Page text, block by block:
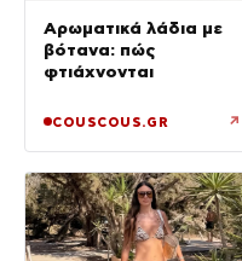
Αρωματικά λάδια με
βότανα: πώς
φτιάχνονται
COUSCOUS.GR ↗